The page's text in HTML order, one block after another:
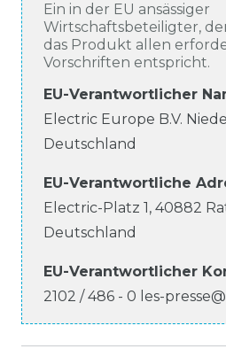
Ein in der EU ansässiger
Wirtschaftsbeteiligter,
das Produkt allen
Vorschriften entspricht.
EU-Verantwortlicher
Electric Europe B.V.
Deutschland
EU-Verantwortliche
Electric-Platz 1, 40882
Deutschland
EU-Verantwortlicher
2102 / 486 - 0 les-